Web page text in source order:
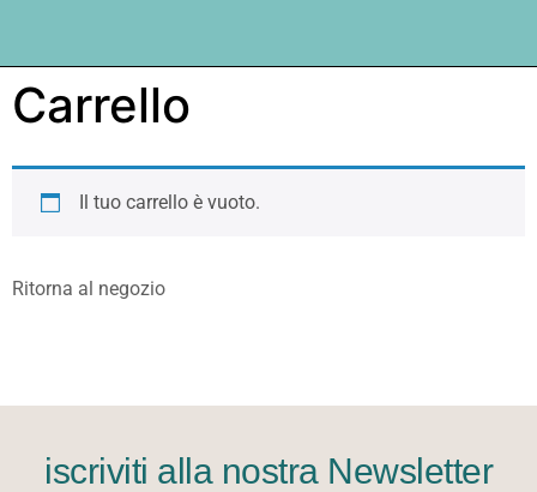
Carrello
Il tuo carrello è vuoto.
Ritorna al negozio
iscriviti alla nostra Newsletter